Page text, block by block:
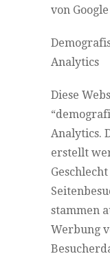
von
Analytics
Diese
Analytics.
erstellt
stammen
Werbung